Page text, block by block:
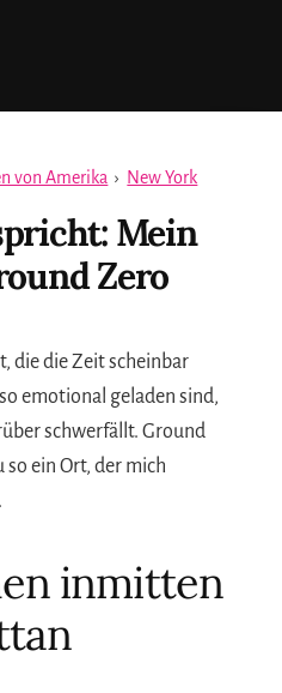
von Amerika › New York
Mein
Zero
die die Zeit scheinbar
emotional geladen sind,
schwerfällt. Ground
so ein Ort, der mich
inmitten